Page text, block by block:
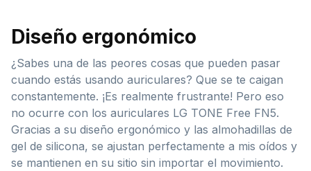
Diseño ergonómico
¿Sabes una de las peores cosas que pueden pasar
cuando estás usando auriculares? Que se te caigan
constantemente. ¡Es realmente frustrante! Pero eso
no ocurre con los auriculares LG TONE Free FN5.
Gracias a su diseño ergonómico y las almohadillas de
gel de silicona, se ajustan perfectamente a mis oídos y
se mantienen en su sitio sin importar el movimiento.